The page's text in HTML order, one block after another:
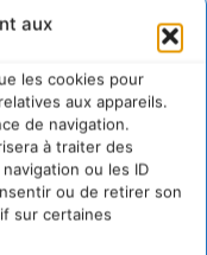
aux
les cookies pour
aux appareils.
de navigation.
à traiter des
ou les ID
ou de retirer son
sur certaines